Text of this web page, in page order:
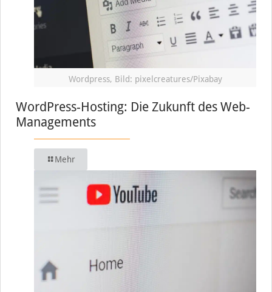
Wordpress, Bild: pixelcreatures/Pixabay
WordPress-Hosting: Die Zukunft des Web-
Managements
Mehr